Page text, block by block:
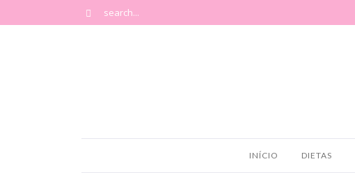
INÍCIO DIETAS